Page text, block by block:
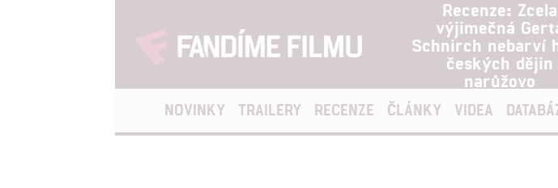
Recenze: Zcela
výjimečná
Schnirch nebarví
českých dějin
narůžovo
NOVINKY TRAILERY RECENZE ČLÁNKY VIDEA